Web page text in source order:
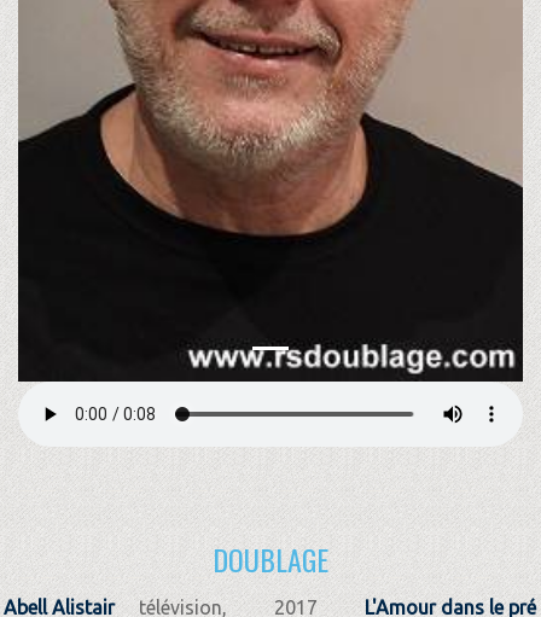
DOUBLAGE
Abell Alistair
télévision,
2017
L'Amour dans le pré